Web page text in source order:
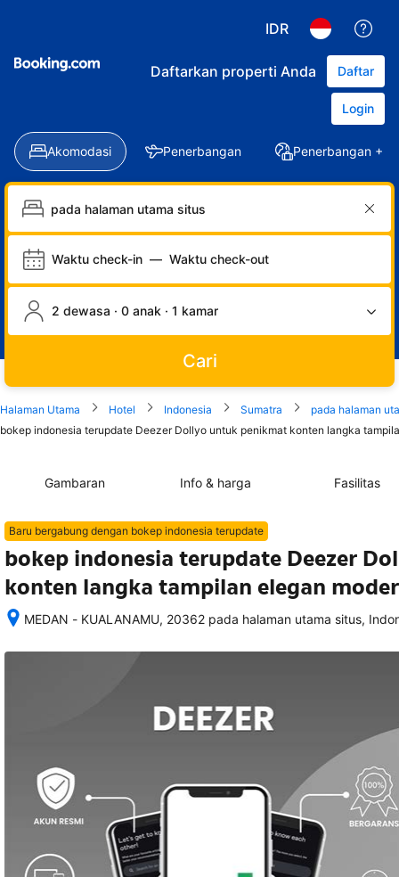
IDR
Daftarkan properti Anda Daftar
Login
Akomodasi Penerbangan Penerbangan +
Waktu check-in — Waktu check-out
2 dewasa · 0 anak · 1 kamar
Cari
Halaman Utama Hotel Indonesia Sumatra
pada halaman
bokep indonesia terupdate Deezer Dollyo untuk penikmat konten langka
Gambaran Info & harga Fasilitas
Baru bergabung dengan bokep indonesia terupdate
bokep indonesia terupdate Deezer
konten langka tampilan elegan
MEDAN - KUALANAMU, 20362 pada halaman utama situs,
memesan,
dan
alamat
akan
disertakan
konfirmasi